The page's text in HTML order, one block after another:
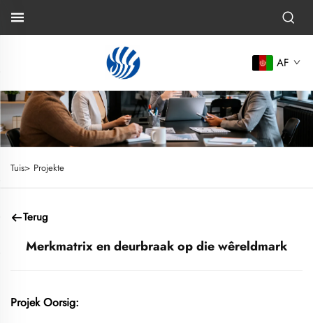
AF
Tuis> Projekte
Terug
Merkmatrix en deurbraak op die wêreldmark
Projek Oorsig: